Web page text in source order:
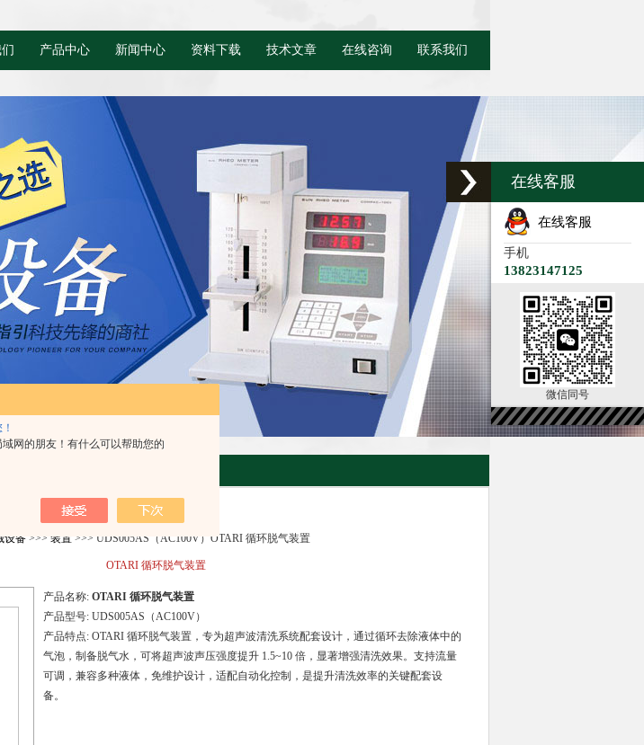
域网的朋友！有什么可以帮助您的
产品中心 新闻中心 资料下载 技术文章 在线咨询 联系我们
设备>>> 装置 >>> UDS005AS（AC100V）OTARI 循环脱气装置
OTARI 循环脱气装置
产品名称: OTARI 循环脱气装置
产品型号: UDS005AS（AC100V）
产品特点: OTARI 循环脱气装置，专为超声波清洗系统配套设计，通过循环去除液体中的
气泡，制备脱气水，可将超声波声压强度提升 1.5~10 倍，显著增强清洗效果。支持流量
可调，兼容多种液体，免维护设计，适配自动化控制，是提升清洗效率的关键配套设
备。
在线客服
在线客服
手机
13823147125
微信同号